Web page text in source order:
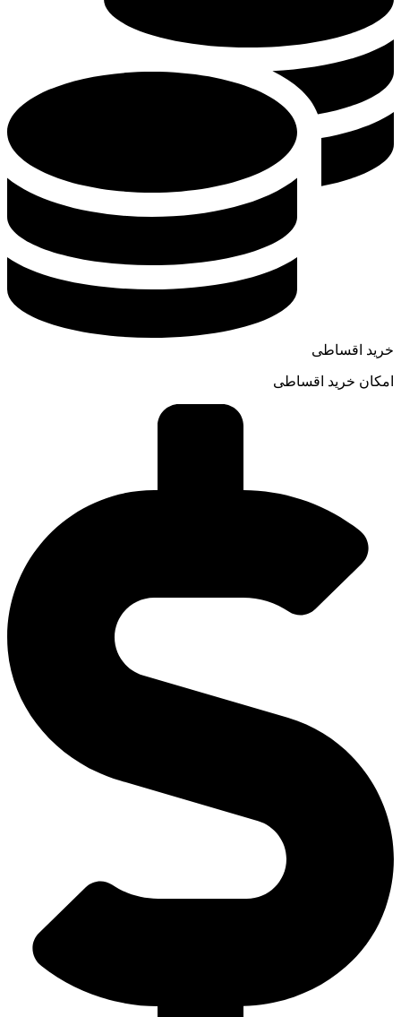
خرید اقساطی
امکان خرید اقساطی